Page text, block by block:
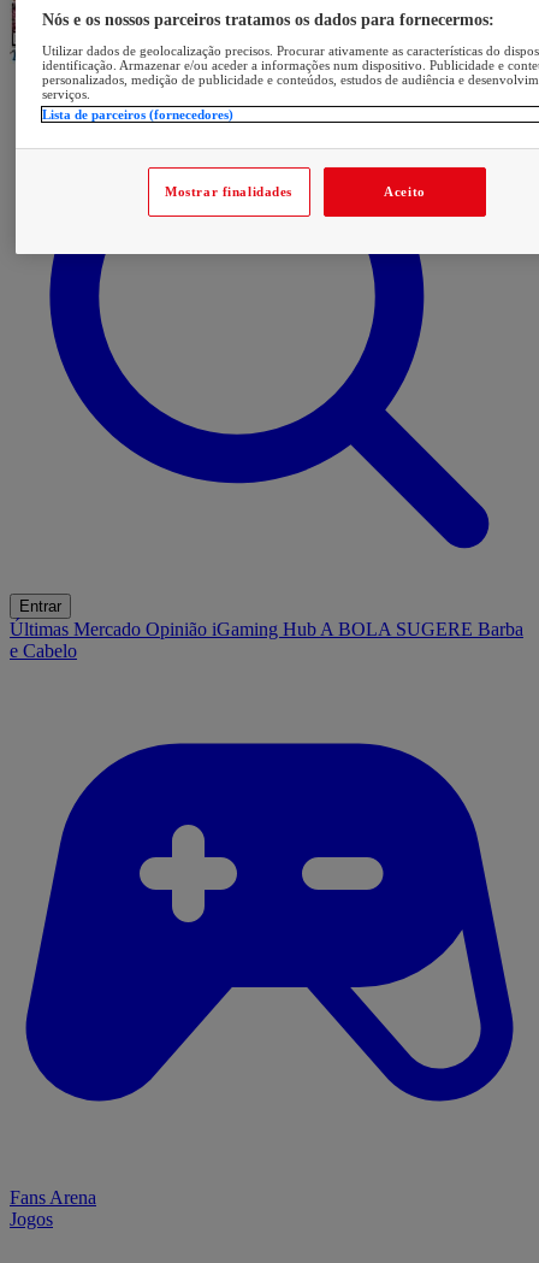
Entrar
Últimas Mercado Opinião iGaming Hub A BOLA SUGERE Barba
e Cabelo
Fans Arena
Jogos
Nós e os nossos parceiros tratamos os dados para fornecermos:
Utilizar dados de geolocalização precisos. Procurar ativamente as características do
identificação. Armazenar e/ou aceder a informações num dispositivo. Publicidade e
personalizados, medição de publicidade e conteúdos, estudos de audiência e
serviços.
Lista de parceiros (fornecedores)
Mostrar finalidades Aceito